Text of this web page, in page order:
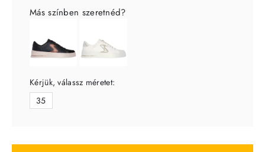
Más színben szeretnéd?
Kérjük, válassz méretet:
35